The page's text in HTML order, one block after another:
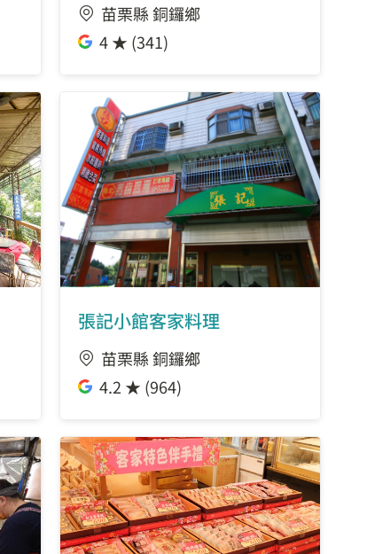
苗栗縣 銅鑼鄉
4 ★ (341)
張記小館客家料理
苗栗縣 銅鑼鄉
4.2 ★ (964)